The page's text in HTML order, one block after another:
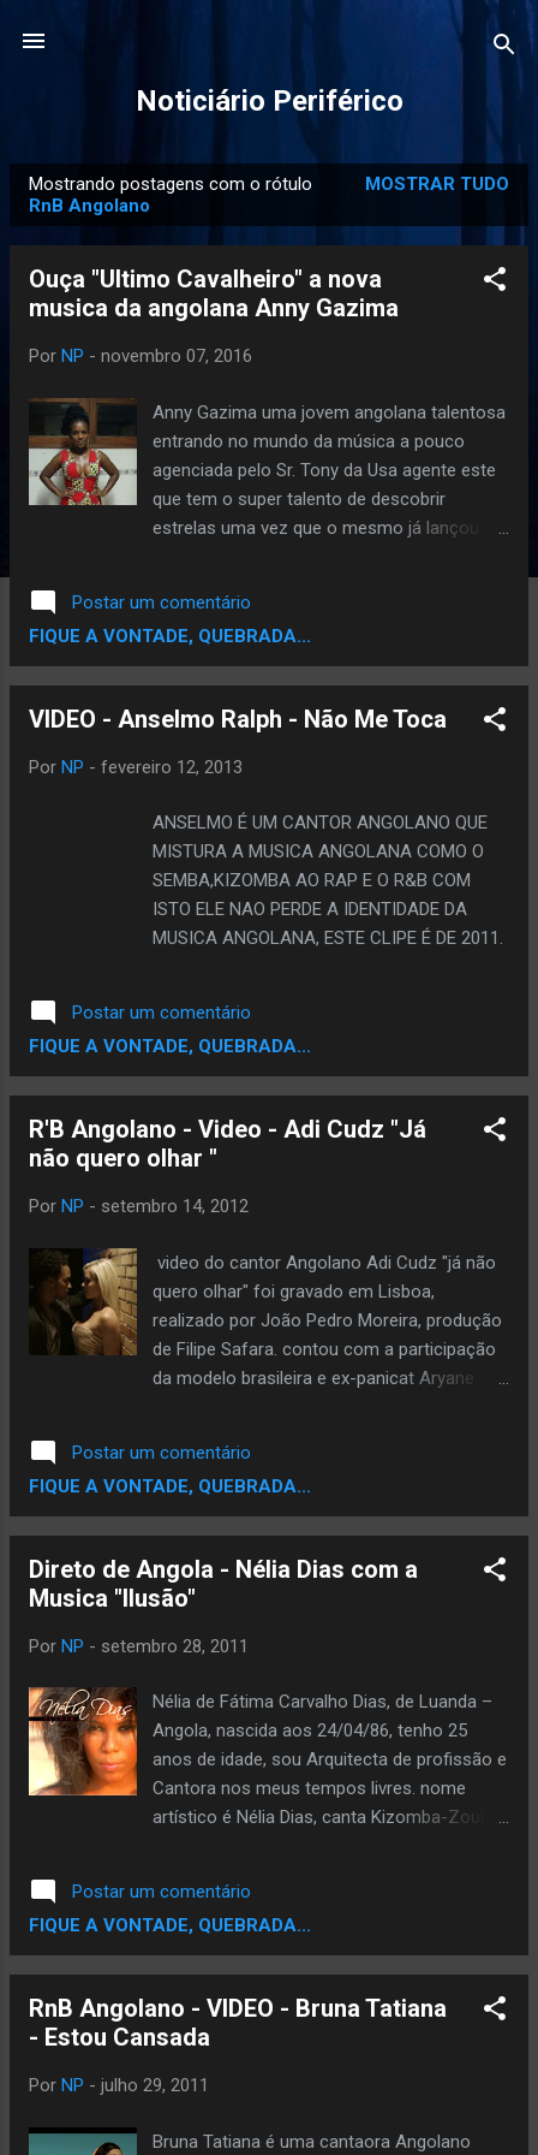
Noticiário Periférico
o
Mostrando postagens com o rótulo
RnB Angolano
MOSTRAR TUDO
Ouça "Ultimo Cavalheiro" a nova
musica da angolana Anny Gazima
Por NP - novembro 07, 2016
Anny Gazima uma jovem angolana talentosa
entrando no mundo da música a pouco
agenciada pelo Sr. Tony da Usa agente este
que tem o super talento de descobrir
estrelas uma vez que o mesmo já lançou
Postar um comentário
FIQUE A VONTADE, QUEBRADA...
VIDEO - Anselmo Ralph - Não Me Toca
Por NP - fevereiro 12, 2013
ANSELMO É UM CANTOR ANGOLANO QUE
MISTURA A MUSICA ANGOLANA COMO O
SEMBA,KIZOMBA AO RAP E O R&B COM
ISTO ELE NAO PERDE A IDENTIDADE DA
MUSICA ANGOLANA, ESTE CLIPE É DE 2011.
Postar um comentário
FIQUE A VONTADE, QUEBRADA...
R'B Angolano - Video - Adi Cudz "Já
não quero olhar "
Por NP - setembro 14, 2012
video do cantor Angolano Adi Cudz "já não
quero olhar" foi gravado em Lisboa,
realizado por João Pedro Moreira, produção
de Filipe Safara. contou com a participação
da modelo brasileira e ex-panicat Aryane
Premio TOPBLOG na categoria melhor Blog
de Musica. Ta afim de ver um Blog de
Rap,musica negra entre os finalistas..? Ta
pode votar usando seu email,seu facebook
ou Twitter. Escolha um e Vota pra Fortalecer
a Corrente. VOTE AQUI
Postar um comentário
FIQUE A VONTADE, QUEBRADA...
Direto de Angola - Nélia Dias com a
Musica "Ilusão"
Por NP - setembro 28, 2011
Nélia de Fátima Carvalho Dias, de Luanda –
Angola, nascida aos 24/04/86, tenho 25
anos de idade, sou Arquitecta de profissão e
Cantora nos meus tempos livres. nome
artístico é Nélia Dias, canta Kizomba-Zouk-
musical o Video Clip e o MP3 intitulado
“Ilusão”. DOWNLOAD Video Da Musica
Postar um comentário
FIQUE A VONTADE, QUEBRADA...
RnB Angolano - VIDEO - Bruna Tatiana
- Estou Cansada
Por NP - julho 29, 2011
Bruna Tatiana é uma cantaora Angolano